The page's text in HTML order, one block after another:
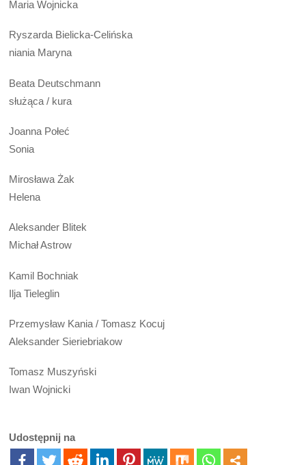
Maria Wojnicka
Ryszarda Bielicka-Celińska
niania Maryna
Beata Deutschmann
służąca / kura
Joanna Połeć
Sonia
Mirosława Żak
Helena
Aleksander Blitek
Michał Astrow
Kamil Bochniak
Ilja Tieleglin
Przemysław Kania / Tomasz Kocuj
Aleksander Sieriebriakow
Tomasz Muszyński
Iwan Wojnicki
Udostępnij na